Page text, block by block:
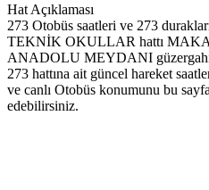
Hat Açıklaması
273 Otobüs saatleri ve 273
TEKNİK OKULLAR hattı
ANADOLU MEYDANI
273 hattına ait güncel hareket
ve canlı Otobüs konumunu bu
edebilirsiniz.